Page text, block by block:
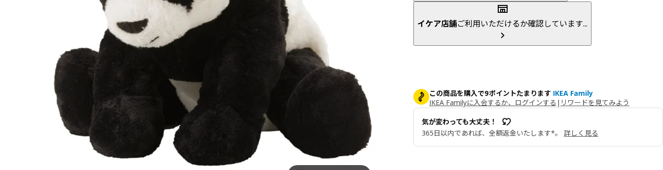
Image zoomed out, normal view
イケア店舗ご利用いただけるか確認しています...
この商品を購入で9ポイントたまります IKEA Family
IKEA Familyに入会するか、ログインする | リワードを見てみよう
気が変わっても大丈夫！
365日以内であれば、全額返金いたします*。
詳しく見る